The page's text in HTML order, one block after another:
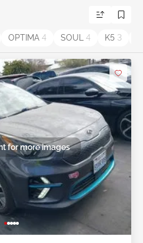
OPTIMA 4 SOUL 4 K5 3
for more images